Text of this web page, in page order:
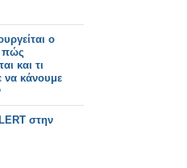
ο
πώς
και τι
να κάνουμε
στην